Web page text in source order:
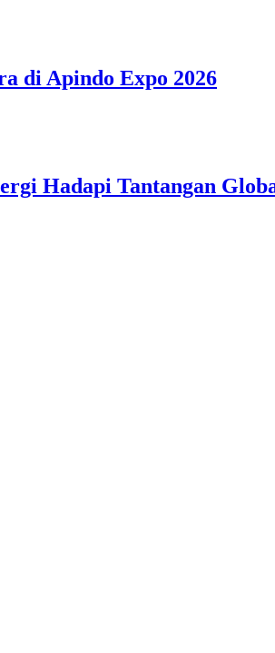
di Apindo Expo 2026
Hadapi Tantangan